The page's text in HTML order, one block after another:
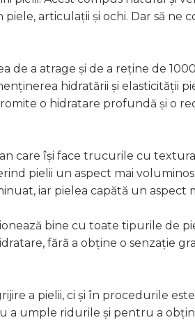
articulații și ochi. Dar să ne
de a atrage și de a reține de
hidratării și elasticității
o hidratare profundă și o
care își face trucurile cu
pielii un aspect mai voluminos
iar pielea capătă un aspect
bine cu toate tipurile de
fără a obține o senzație
a pielii, ci și în procedurile
umple ridurile și pentru a